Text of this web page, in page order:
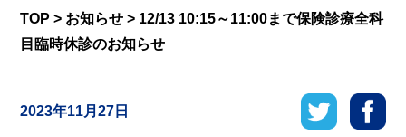
TOP > お知らせ > 12/13 10:15～11:00まで保険診療全科
目臨時休診のお知らせ
2023年11月27日